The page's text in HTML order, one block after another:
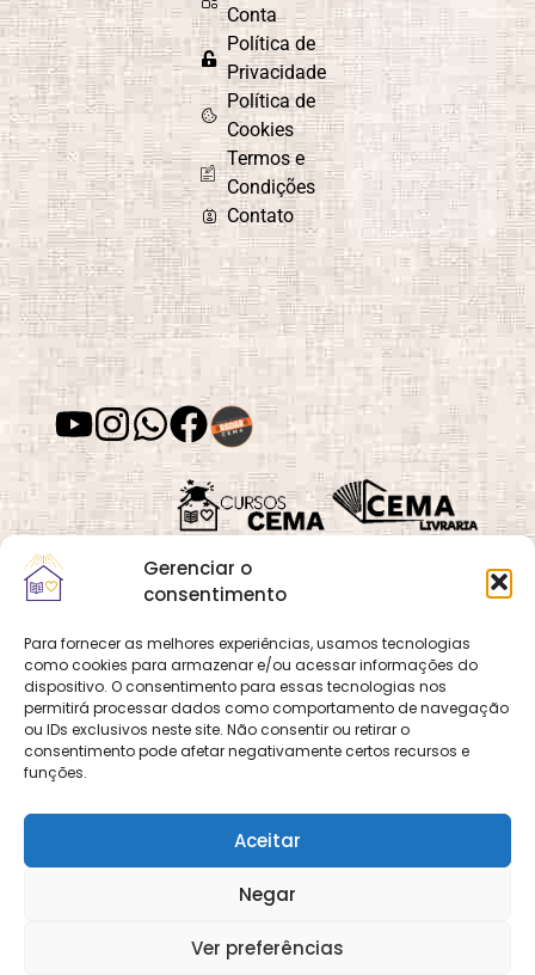
Gerenciar o
consentimento
Para fornecer as melhores experiências, usamos tecnologias
como cookies para armazenar e/ou acessar informações do
dispositivo. O consentimento para essas tecnologias nos
permitirá processar dados como comportamento de navegação
ou IDs exclusivos neste site. Não consentir ou retirar o
consentimento pode afetar negativamente certos recursos e
funções.
Aceitar
Negar
Ver preferências
Conta
Política de
Privacidade
Política de
Cookies
Termos e
Condições
Contato
Quadra 02, Lote 16,
Vila Vicentina,
Planaltina, Brasília-
DF. CEP 73.320-140
CNPJ: 01.600.089/0001-
DECOM - A Voz do
CEMA nas Redes!
OCemaneté um site
que pertence e é gerido
pelo CEMA, assim